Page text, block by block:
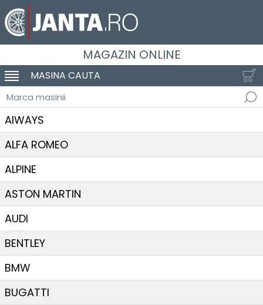
MAGAZIN ONLINE
SCHIMBA NAVIGAREA
MASINA CAUTA
Marca masinii
AIWAYS
ALFA ROMEO
ALPINE
ASTON MARTIN
AUDI
BENTLEY
BMW
BUGATTI